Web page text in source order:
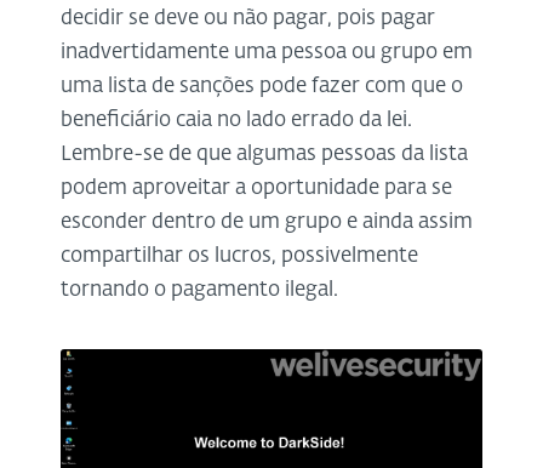
decidir se deve ou não pagar, pois pagar
inadvertidamente uma pessoa ou grupo em
uma lista de sanções pode fazer com que o
beneficiário caia no lado errado da lei.
Lembre-se de que algumas pessoas da lista
podem aproveitar a oportunidade para se
esconder dentro de um grupo e ainda assim
compartilhar os lucros, possivelmente
tornando o pagamento ilegal.